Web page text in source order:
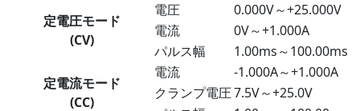
定電圧モード
(CV)
電圧
0.000V～+25.000V
電流
0V～+1.000A
パルス幅
1.00ms～100.00ms
定電流モード
(CC)
電流
-1.000A～+1.000A
クランプ電圧7.5V～+25.0V